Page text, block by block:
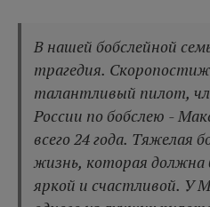
В нашей бобслейной
трагедия.
талантливый пилот,
России по бобслею -
всего 24 года. Тяжелая
жизнь, которая должна
яркой и счастливой. У